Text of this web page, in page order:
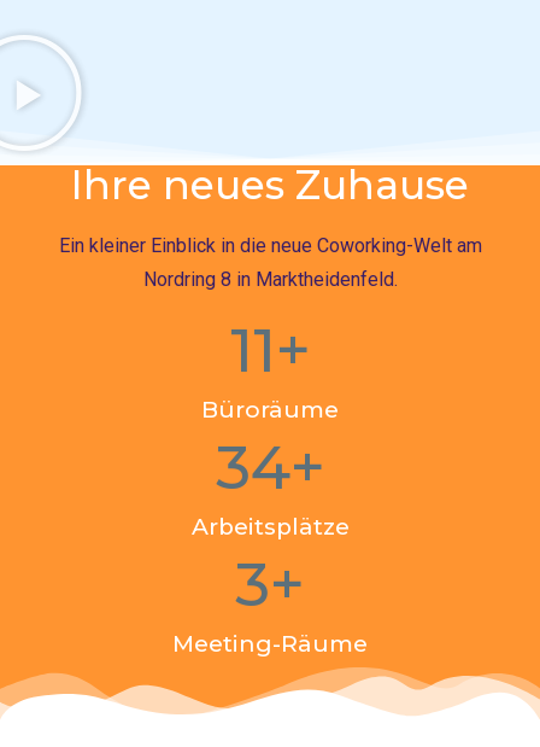
Ihre neues Zuhause
Ein kleiner Einblick in die neue Coworking-Welt am
Nordring 8 in Marktheidenfeld.
Büroräume
11+
Arbeitsplätze
34+
Meeting-Räume
3+